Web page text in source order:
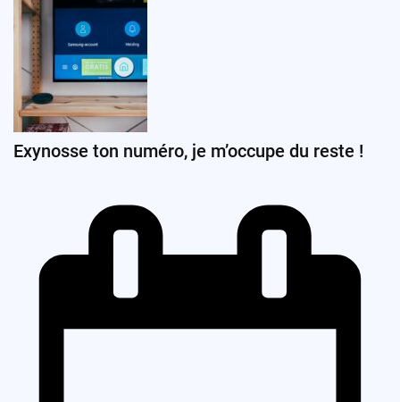
Exynosse ton numéro, je m’occupe du reste !